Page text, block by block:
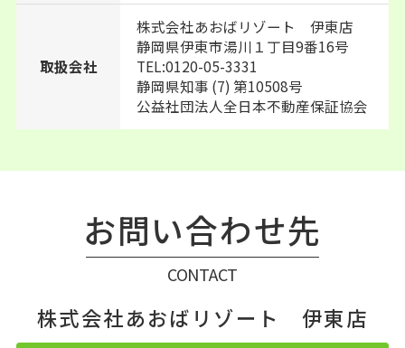
取扱会社
株式会社あおばリゾート 伊東店
静岡県伊東市湯川１丁目9番16号
TEL:0120-05-3331
静岡県知事 (7) 第10508号
公益社団法人全日本不動産保証協会
お問い合わせ先
CONTACT
株式会社あおばリゾート 伊東店